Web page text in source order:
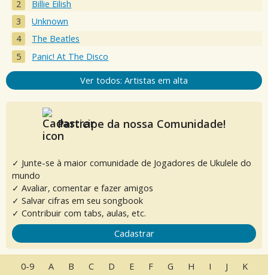
Billie Eilish
Unknown
The Beatles
Panic! At The Disco
Ver todos: Artistas em alta
Participe da nossa Comunidade!
✓ Junte-se à maior comunidade de Jogadores de Ukulele do
mundo
✓ Avaliar, comentar e fazer amigos
✓ Salvar cifras em seu songbook
✓ Contribuir com tabs, aulas, etc.
Cadastrar
0-9 A B C D E F G H I J K